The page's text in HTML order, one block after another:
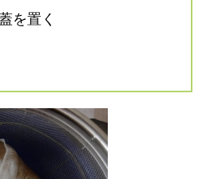
を置く